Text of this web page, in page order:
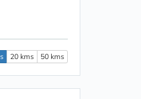
20 kms 50 kms